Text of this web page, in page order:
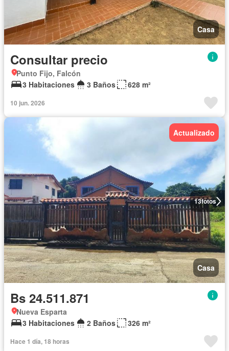
Casa
Consultar precio
Punto Fijo, Falcón
3 Habitaciones
3 Baños 628 m²
10 jun. 2026
13fotos
Actualizado
Casa
Bs 24.511.871
Nueva Esparta
3 Habitaciones
2 Baños 326 m²
Hace 1 día, 18 horas